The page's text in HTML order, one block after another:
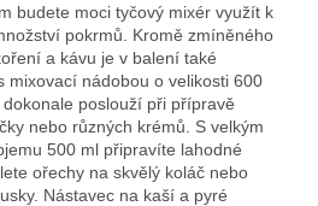
budete moci tyčový mixér využít k
pokrmů. Kromě zmíněného
a kávu je v balení také
mixovací nádobou o velikosti 600
poslouží při přípravě
nebo různých krémů. S velkým
500 ml připravíte lahodné
ořechy na skvělý koláč nebo
Nástavec na kaší a pyré